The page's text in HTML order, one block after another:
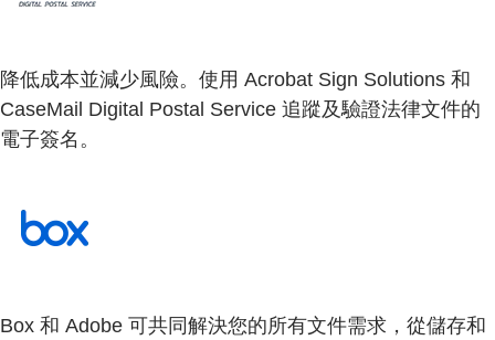
降低成本並減少風險。使用 Acrobat Sign Solutions 和
CaseMail Digital Postal Service 追蹤及驗證法律文件的
電子簽名。
Box 和 Adobe 可共同解決您的所有文件需求，從儲存和